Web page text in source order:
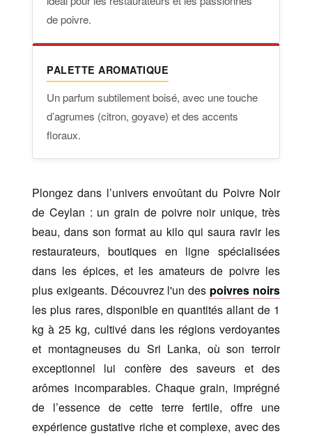
de poivre.
PALETTE AROMATIQUE
Un parfum subtilement boisé, avec une touche
d’agrumes (citron, goyave) et des accents
floraux.
Plongez dans l’univers envoûtant du Poivre Noir
de Ceylan : un grain de poivre noir unique, très
beau, dans son format au kilo qui saura ravir les
restaurateurs, boutiques en ligne spécialisées
dans les épices, et les amateurs de poivre les
plus exigeants. Découvrez l'un des poivres noirs
les plus rares, disponible en quantités allant de 1
kg à 25 kg, cultivé dans les régions verdoyantes
et montagneuses du Sri Lanka, où son terroir
exceptionnel lui confère des saveurs et des
arômes incomparables. Chaque grain, imprégné
de l’essence de cette terre fertile, offre une
expérience gustative riche et complexe, avec des